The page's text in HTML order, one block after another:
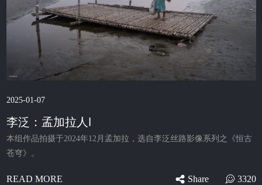
2025-01-07
李泛：孟加拉人Ⅰ
本组作品拍摄于2024年12月孟加拉，选自李泛丝路影像系列之《恒古
苍穹》。
READ MORE Share 3320